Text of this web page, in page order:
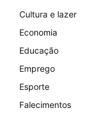
Cultura e lazer
Economia
Educação
Emprego
Esporte
Falecimentos